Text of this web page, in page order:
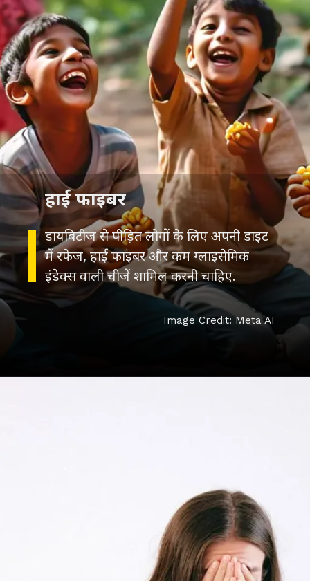
डायबिटीज से पीड़ित लोगों के लिए अपनी डाइट
में रफेज, हाई फाइबर और कम ग्लाइसेमिक
इंडेक्स वाली चीजें शामिल करनी चाहिए.
हाई फाइबर
Image Credit: Meta AI